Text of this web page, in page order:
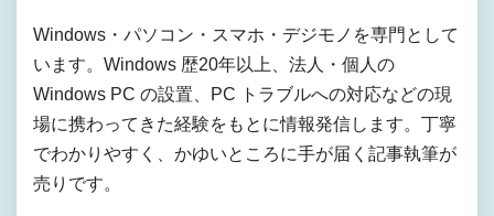
Windows・パソコン・スマホ・デジモノを専門として
います。Windows 歴20年以上、法人・個人の
Windows PC の設置、PC トラブルへの対応などの現
場に携わってきた経験をもとに情報発信します。丁寧
でわかりやすく、かゆいところに手が届く記事執筆が
売りです。